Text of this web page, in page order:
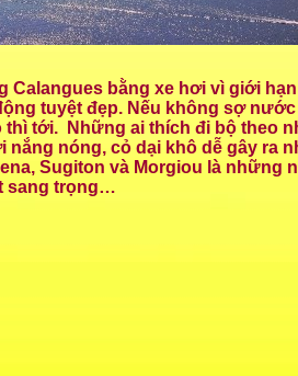
Calangues bằng xe hơi vì giới
tuyệt đẹp. Nếu không sợ
thì tới. Những ai thích đi bộ theo
nắng nóng, cỏ dại khô dễ gây ra
Sugiton và Morgiou là những
sang trọng…